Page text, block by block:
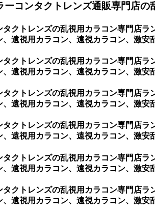
ーコンタクトレンズ通販専門店の
クトレンズの乱視用カラコン専門店ラ
遠視用カラコン、遠視カラコン、激安
クトレンズの乱視用カラコン専門店ラ
、遠視用カラコン、遠視カラコン、激
クトレンズの乱視用カラコン専門店ラ
、遠視用カラコン、遠視カラコン、激
クトレンズの乱視用カラコン専門店ラ
、遠視用カラコン、遠視カラコン、激
クトレンズの乱視用カラコン専門店ラ
、遠視用カラコン、遠視カラコン、激
クトレンズの乱視用カラコン専門店ラ
、遠視用カラコン、遠視カラコン、激